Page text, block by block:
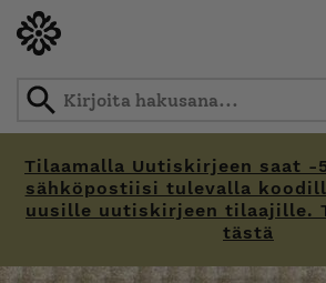
Tilaamalla Uutiskirjeen saat -
sähköpostiisi tulevalla
uusille uutiskirjeen tilaajille.
tästä